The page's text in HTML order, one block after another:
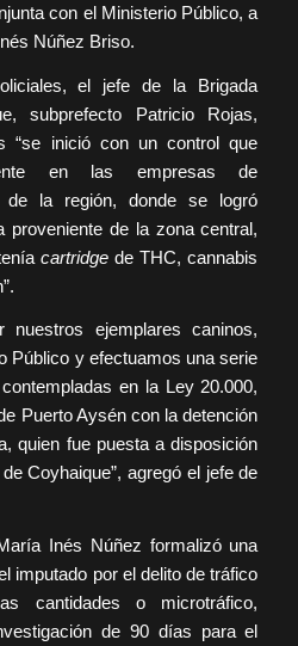
con el Ministerio Público, a
Núñez Briso.
el jefe de la Brigada
subprefecto Patricio Rojas,
“se inició con un control que
en las empresas de
la región, donde se logró
proveniente de la zona central,
cartridgede THC, cannabis
nuestros ejemplares caninos,
Público y efectuamos una serie
en la Ley 20.000,
Puerto Aysén con la detención
quien fue puesta a disposición
Coyhaique”, agregó el jefe de
Inés Núñez formalizó una
imputado por el delito de tráfico
cantidades o microtráfico,
de 90 días para el